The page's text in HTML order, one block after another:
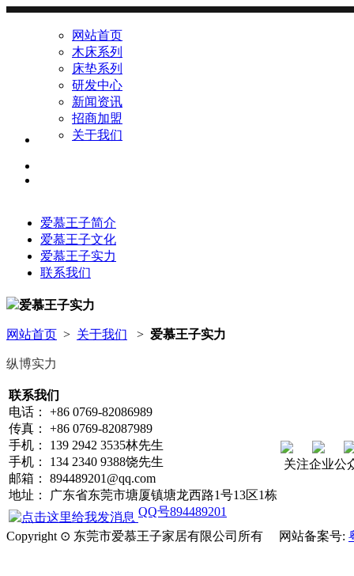
网站首页
木床系列
床垫系列
研发中心
新闻资讯
招商加盟
关于我们
爱慕王子简介
爱慕王子文化
爱慕王子实力
联系我们
爱慕王子实力
网站首页 > 关于我们 > 爱慕王子实力
纵博实力
联系我们
电话： +86 0769-82086989
传真： +86 0769-82087989
手机： 139 2942 3535林先生
手机： 134 2340 9388饶先生
邮箱： 894489201@qq.com
地址： 广东省东莞市塘厦镇塘龙西路1号13区1栋
QQ号894489201
关注企业
Copyright ⊙ 东莞市爱慕王子家居有限公司所有 网站备案号: